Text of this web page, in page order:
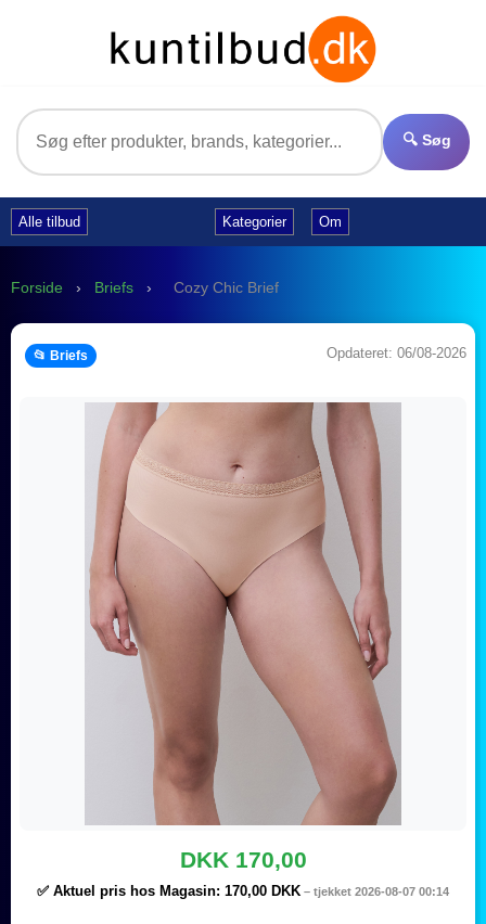
🔍 Søg
Alle tilbud Kategorier Om
Forside › Briefs › Cozy Chic Brief
📂 Briefs Opdateret: 06/08-2026
DKK 170,00
✅ Aktuel pris hos Magasin: 170,00 DKK – tjekket 2026-08-07 00:14